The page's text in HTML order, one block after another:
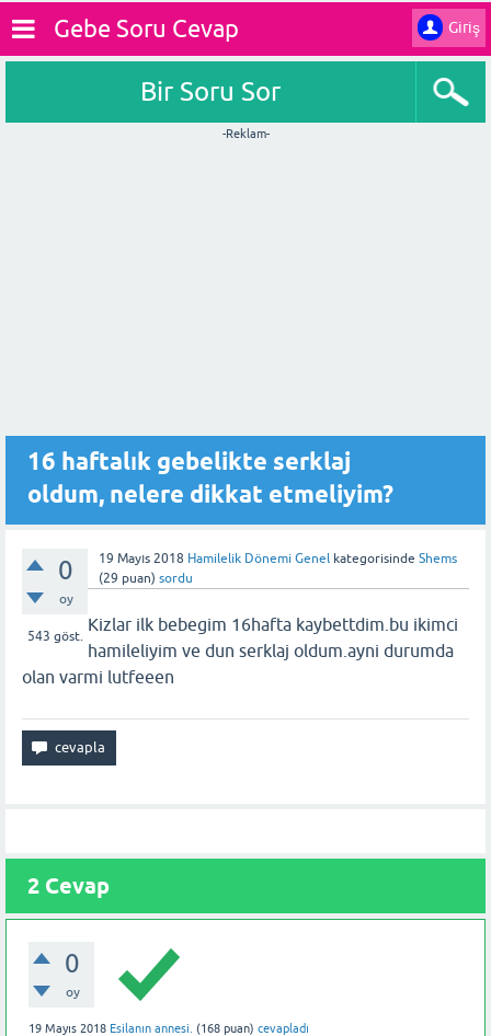
Giriş
Gebe Soru Cevap
Bir Soru Sor
-Reklam-
16 haftalık gebelikte serklaj
oldum, nelere dikkat etmeliyim?
0
oy
543 göst.
19 Mayıs 2018 Hamilelik Dönemi Genel kategorisinde Shems
(29 puan) sordu
Kizlar ilk bebegim 16hafta kaybettdim.bu ikimci
hamileliyim ve dun serklaj oldum.ayni durumda
olan varmi lutfeeen
2 Cevap
0
oy
19 Mayıs 2018 Esilanın annesi. (168 puan) cevapladı